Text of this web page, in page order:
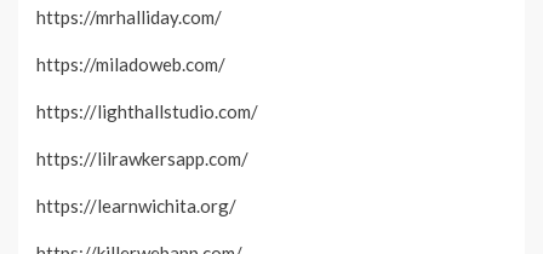
https://mrhalliday.com/
https://miladoweb.com/
https://lighthallstudio.com/
https://lilrawkersapp.com/
https://learnwichita.org/